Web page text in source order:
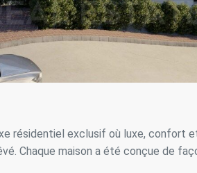
résidentiel exclusif où luxe, confort
Chaque maison a été conçue de
Modifier les cookies
Ce site Web utilise ses propres
L'utilisateur a la possibilité de
Analyse et Personnalisation